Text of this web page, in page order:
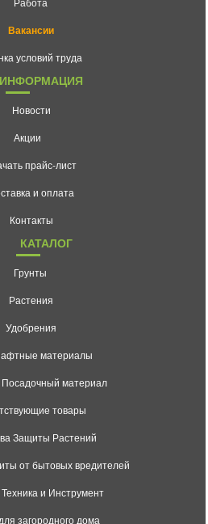
Вакансии
условий труда
ИНФОРМАЦИЯ
Новости
Акции
прайс-лист
и оплата
Контакты
КАТАЛОГ
Грунты
Растения
Удобрения
материалы
материал
товары
Защиты Растений
от бытовых вредителей
и Инструмент
загородного дома